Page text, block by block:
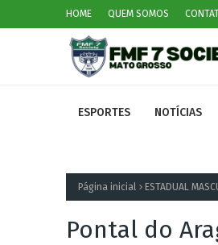
HOME QUEM SOMOS
ESPORTES NOTÍCIAS
Página inicial ESTADUAL
Pontal do